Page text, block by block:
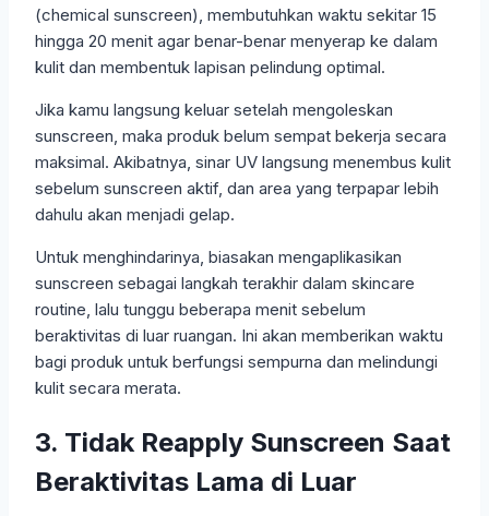
(chemical sunscreen), membutuhkan waktu sekitar 15
hingga 20 menit agar benar-benar menyerap ke dalam
kulit dan membentuk lapisan pelindung optimal.
Jika kamu langsung keluar setelah mengoleskan
sunscreen, maka produk belum sempat bekerja secara
maksimal. Akibatnya, sinar UV langsung menembus kulit
sebelum sunscreen aktif, dan area yang terpapar lebih
dahulu akan menjadi gelap.
Untuk menghindarinya, biasakan mengaplikasikan
sunscreen sebagai langkah terakhir dalam skincare
routine, lalu tunggu beberapa menit sebelum
beraktivitas di luar ruangan. Ini akan memberikan waktu
bagi produk untuk berfungsi sempurna dan melindungi
kulit secara merata.
3. Tidak Reapply Sunscreen Saat
Beraktivitas Lama di Luar